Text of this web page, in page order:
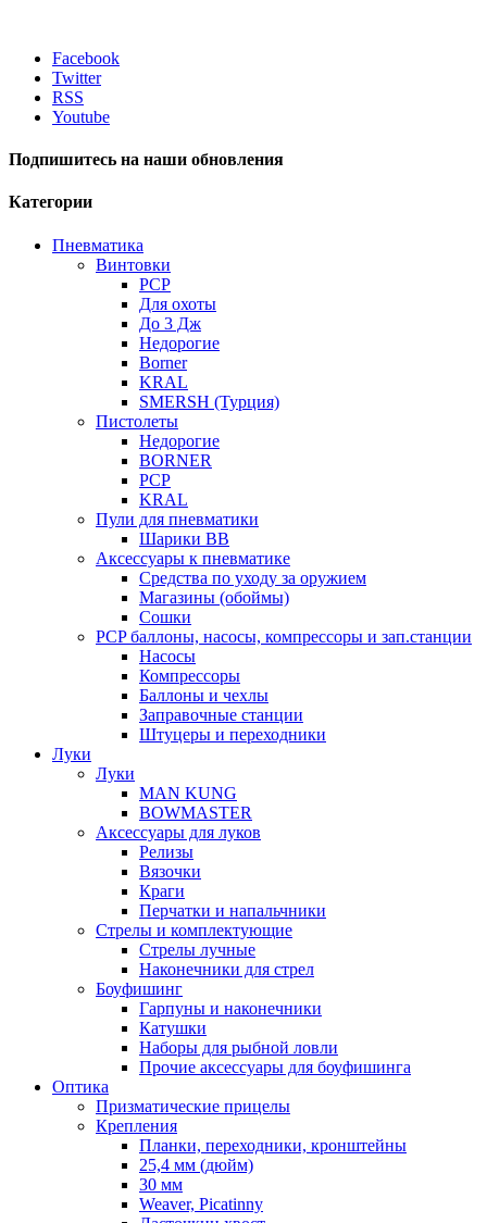
Facebook
Twitter
RSS
Youtube
Подпишитесь на наши обновления
Категории
Пневматика
Винтовки
PCP
Для охоты
До 3 Дж
Недорогие
Borner
KRAL
SMERSH (Турция)
Пистолеты
Недорогие
BORNER
PCP
KRAL
Пули для пневматики
Шарики BB
Аксессуары к пневматике
Средства по уходу за оружием
Магазины (обоймы)
Сошки
PCP баллоны, насосы, компрессоры и зап.станции
Насосы
Компрессоры
Баллоны и чехлы
Заправочные станции
Штуцеры и переходники
Луки
Луки
MAN KUNG
BOWMASTER
Аксессуары для луков
Релизы
Вязочки
Краги
Перчатки и напальчники
Стрелы и комплектующие
Стрелы лучные
Наконечники для стрел
Боуфишинг
Гарпуны и наконечники
Катушки
Наборы для рыбной ловли
Прочие аксессуары для боуфишинга
Оптика
Призматические прицелы
Крепления
Планки, переходники, кронштейны
25,4 мм (дюйм)
30 мм
Weaver, Picatinny